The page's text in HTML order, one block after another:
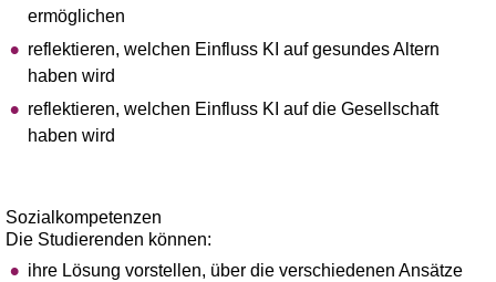
ermöglichen
reflektieren, welchen Einfluss KI auf gesundes Altern
haben wird
reflektieren, welchen Einfluss KI auf die Gesellschaft
haben wird
Sozialkompetenzen
Die Studierenden können:
ihre Lösung vorstellen, über die verschiedenen Ansätze